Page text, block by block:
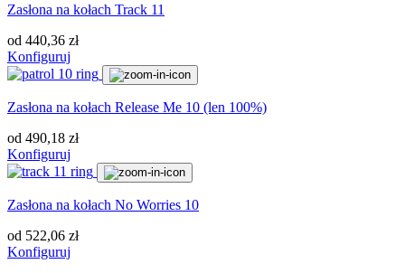
Zasłona na kołach Track 11
od 440,36 zł
Konfiguruj
Zasłona na kołach Release Me 10 (len 100%)
od 490,18 zł
Konfiguruj
Zasłona na kołach No Worries 10
od 522,06 zł
Konfiguruj